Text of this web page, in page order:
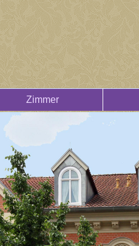
Zimmer